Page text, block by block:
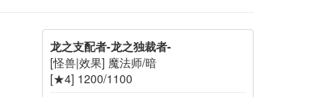
龙之支配者-龙之独裁者-
[怪兽|效果] 魔法师/暗
[★4] 1200/1100